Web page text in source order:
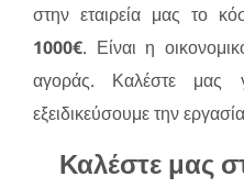
στην εταιρεία μας το
1000€. Είναι η
αγοράς. Καλέστε μας
εξειδικεύσουμε την
Καλέστε μας